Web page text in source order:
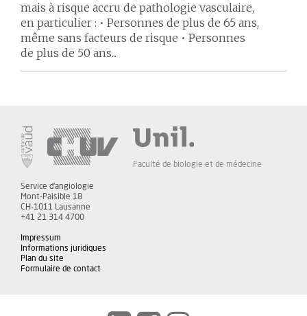
mais à risque accru de pathologie vasculaire,
en particulier : • Personnes de plus de 65 ans,
même sans facteurs de risque • Personnes
de plus de 50 ans...
Faculté de biologie et de médecine
Service d'angiologie
Mont-Paisible 18
CH-1011 Lausanne
+41 21 314 4700
Impressum
Informations juridiques
Plan du site
Formulaire de contact